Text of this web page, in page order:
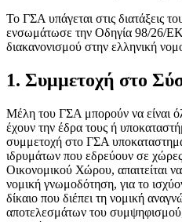
Το ΓΣΑ υπάγεται στις διατάξεις
ενσωμάτωσε την Οδηγία 98/26/ΕΚ
διακανονισμού στην ελληνική
​​​1. Συμμετοχή στο​​
Μέλη του ΓΣΑ μπορούν να είναι
έχουν την έδρα τους ή
συμμετοχή στο ΓΣΑ
ιδρυμάτων που εδρεύουν σε
Οικονομικού Χώρου, απαιτείται
νομική γνωμοδότηση, για το
δίκαιο που διέπει τη νομική
αποτελεσμάτων του